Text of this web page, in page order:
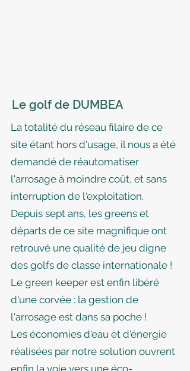
Le golf de DUMBEA
La totalité du réseau filaire de ce
site étant hors d'usage, il nous a été
demandé de réautomatiser
l'arrosage à moindre coût, et sans
interruption de l'exploitation.
Depuis sept ans, les greens et
départs de ce site magnifique ont
retrouvé une qualité de jeu digne
des golfs de classe internationale !
Le green keeper est enfin libéré
d'une corvée : la gestion de
l'arrosage est dans sa poche !
Les économies d'eau et d'énergie
réalisées par notre solution ouvrent
enfin la voie vers une éco-